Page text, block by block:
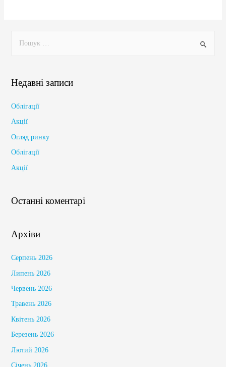
Недавні записи
Облігації
Акції
Огляд ринку
Облігації
Акції
Останні коментарі
Архіви
Серпень 2026
Липень 2026
Червень 2026
Травень 2026
Квітень 2026
Березень 2026
Лютий 2026
Січень 2026